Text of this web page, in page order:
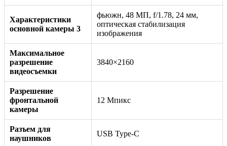
Характеристики
основной камеры 3
фьюжн, 48 МП, f/1.78, 24 мм,
оптическая стабилизация
изображения
Максимальное
разрешение
видеосъемки
3840×2160
Разрешение
фронтальной
камеры
12 Мпикс
Разъем для
наушников
USB Type-C